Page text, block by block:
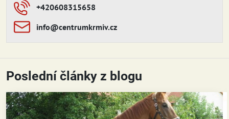
+420608315658
info​​@centrumkrmiv​​.cz
Poslední články z blogu